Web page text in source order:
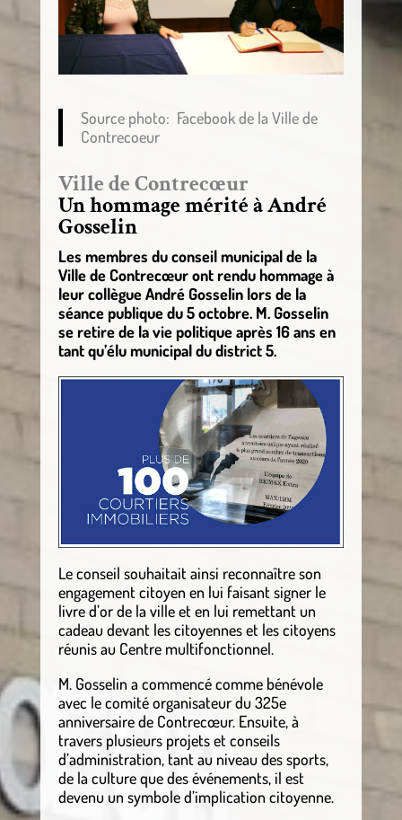
Source photo: Facebook de la Ville de
Contrecoeur
Ville de Contrecœur
Un hommage mérité à André
Gosselin
Les membres du conseil municipal de la
Ville de Contrecœur ont rendu hommage à
leur collègue André Gosselin lors de la
séance publique du 5 octobre. M. Gosselin
se retire de la vie politique après 16 ans en
tant qu’élu municipal du district 5.
Le conseil souhaitait ainsi reconnaître son
engagement citoyen en lui faisant signer le
livre d’or de la ville et en lui remettant un
cadeau devant les citoyennes et les citoyens
réunis au Centre multifonctionnel.
M. Gosselin a commencé comme bénévole
avec le comité organisateur du 325e
anniversaire de Contrecœur. Ensuite, à
travers plusieurs projets et conseils
d’administration, tant au niveau des sports,
de la culture que des événements, il est
devenu un symbole d’implication citoyenne.